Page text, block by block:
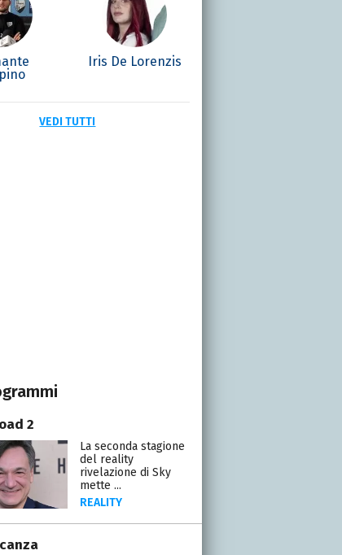
Iris De Lorenzis
VEDI TUTTI
2
La seconda stagione
del reality
rivelazione di Sky
mette ...
REALITY